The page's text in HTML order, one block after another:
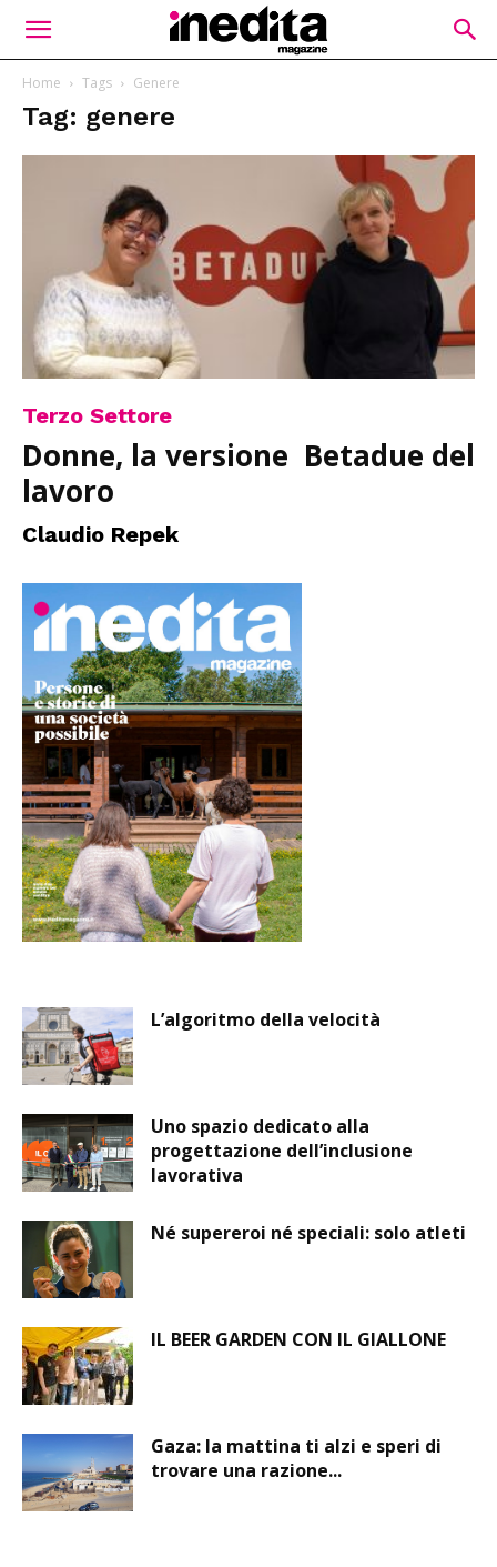
Home Tags Genere
Tag: genere
Terzo Settore
Donne, la versione Betadue del
lavoro
Claudio Repek
L’algoritmo della velocità
Uno spazio dedicato alla
progettazione dell’inclusione
lavorativa
Né supereroi né speciali: solo atleti
IL BEER GARDEN CON IL GIALLONE
Gaza: la mattina ti alzi e speri di
trovare una razione...